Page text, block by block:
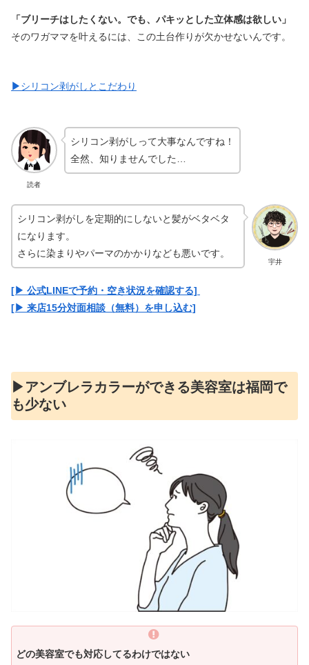
「ブリーチはしたくない。でも、パキッとした立体感は欲しい」
そのワガママを叶えるには、この土台作りが欠かせないんです。
▶︎シリコン剥がしとこだわり
読者
シリコン剥がしって大事なんですね！
全然、知りませんでした…
宇井
シリコン剥がしを定期的にしないと髪がベタベタ
になります。
さらに染まりやパーマのかかりなども悪いです。
[▶︎ 公式LINEで予約・空き状況を確認する]
[▶︎ 来店15分対面相談（無料）を申し込む]
▶︎アンブレラカラーができる美容室は福岡で
も少ない
どの美容室でも対応してるわけではない